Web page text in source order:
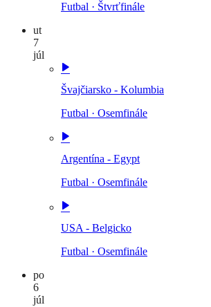
Futbal · Štvrťfinále
ut
7
júl
Švajčiarsko - Kolumbia
Futbal · Osemfinále
Argentína - Egypt
Futbal · Osemfinále
USA - Belgicko
Futbal · Osemfinále
po
6
júl